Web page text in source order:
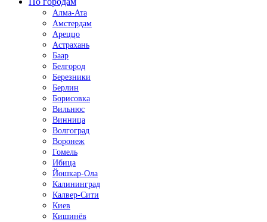
Алма-Ата
Амстердам
Ареццо
Астрахань
Баар
Белгород
Березники
Берлин
Борисовка
Вильнюс
Винница
Волгоград
Воронеж
Гомель
Ибица
Йошкар-Ола
Калининград
Калвер-Сити
Киев
Кишинёв